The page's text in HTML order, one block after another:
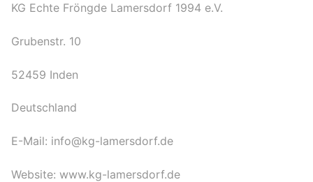
KG Echte Fröngde Lamersdorf 1994 e.V.
Grubenstr. 10
52459 Inden
Deutschland
E-Mail: info@kg-lamersdorf.de
Website: www.kg-lamersdorf.de